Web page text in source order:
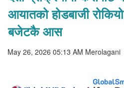
आयातको होडबाजी
बजेटकै आस
May 26, 2026 05:13 AM Merolagani